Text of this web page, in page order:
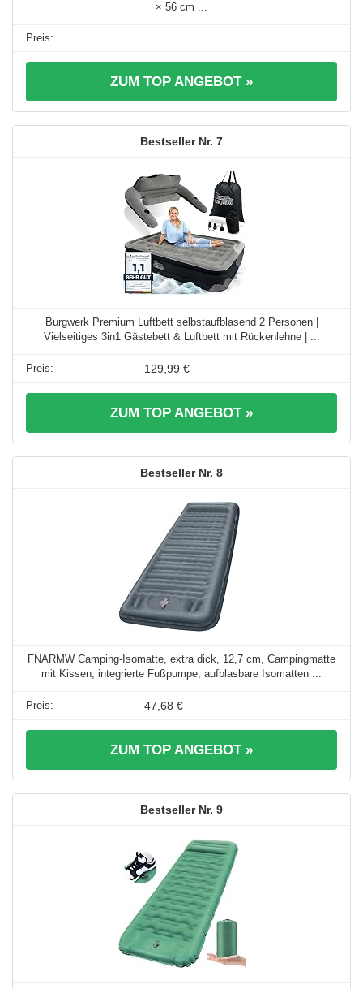
× 56 cm ...
ZUM TOP ANGEBOT »
7
Burgwerk Premium Luftbett selbstaufblasend 2 Personen |
Vielseitiges 3in1 Gästebett & Luftbett mit Rückenlehne | ...
129,99 €
ZUM TOP ANGEBOT »
8
FNARMW Camping-Isomatte, extra dick, 12,7 cm, Campingmatte
mit Kissen, integrierte Fußpumpe, aufblasbare Isomatten ...
47,68 €
ZUM TOP ANGEBOT »
9